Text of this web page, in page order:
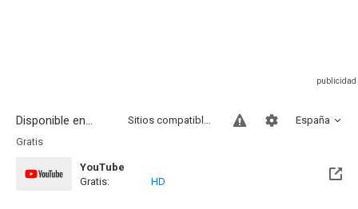
Disponible en... España
Sitios compatibles
Gratis
YouTube
Gratis:
HD